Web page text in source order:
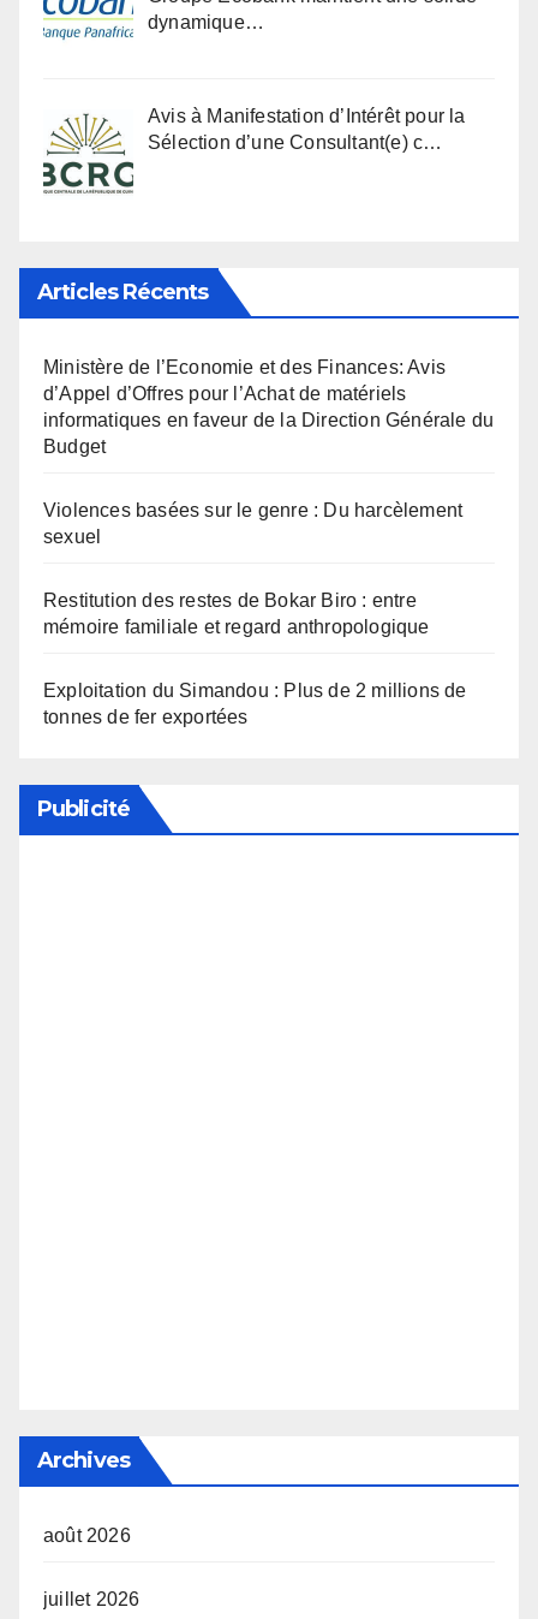
dynamique…
Avis à Manifestation d’Intérêt pour la
Sélection d’une Consultant(e) c…
Articles Récents
Ministère de l’Economie et des Finances: Avis
d’Appel d’Offres pour l’Achat de matériels
informatiques en faveur de la Direction Générale du
Budget
Violences basées sur le genre : Du harcèlement
sexuel
Restitution des restes de Bokar Biro : entre
mémoire familiale et regard anthropologique
Exploitation du Simandou : Plus de 2 millions de
tonnes de fer exportées
Publicité
Archives
août 2026
juillet 2026